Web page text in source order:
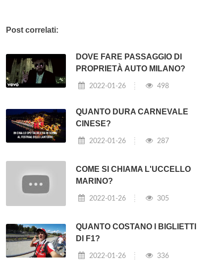
Post correlati:
DOVE FARE PASSAGGIO DI
PROPRIETÀ AUTO MILANO?
2022-01-26 498
QUANTO DURA CARNEVALE
CINESE?
2022-01-26 287
COME SI CHIAMA L'UCCELLO
MARINO?
2022-01-26 305
QUANTO COSTANO I BIGLIETTI
DI F1?
2022-01-26 336